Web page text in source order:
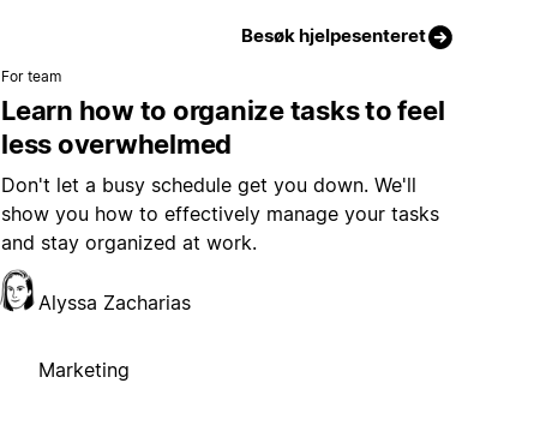
Besøk hjelpesenteret
For team
Learn how to organize tasks to feel
less overwhelmed
Don't let a busy schedule get you down. We'll
show you how to effectively manage your tasks
and stay organized at work.
Alyssa Zacharias
Marketing